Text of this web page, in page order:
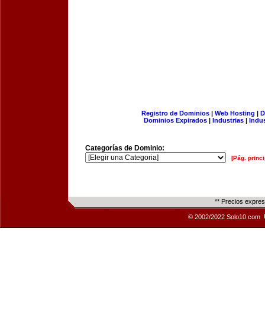
Registro de Dominios| Web Hosting |
Dominios Expirados | Industrias |
Categorías de Dominio:
[Pág.
** Precios
© 2002/2022 Solo10.com